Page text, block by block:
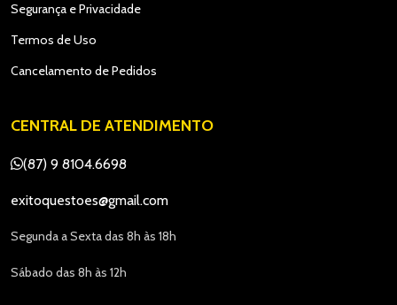
Segurança e Privacidade
Termos de Uso
Cancelamento de Pedidos
CENTRAL DE ATENDIMENTO
(87) 9 8104.6698
exitoquestoes@gmail.com
Segunda a Sexta das 8h às 18h
Sábado das 8h às 12h